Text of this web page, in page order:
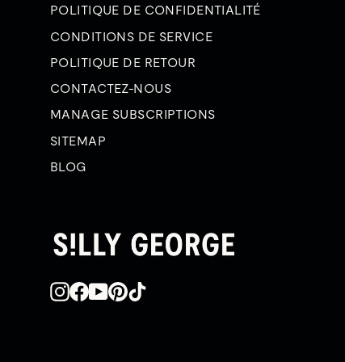
POLITIQUE DE CONFIDENTIALITÉ
CONDITIONS DE SERVICE
POLITIQUE DE RETOUR
CONTACTEZ-NOUS
MANAGE SUBSCRIPTIONS
SITEMAP
BLOG
Instagram
Facebook
YouTube
Pinterest